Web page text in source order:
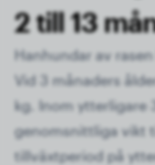
2 till 13
Hanhundar av
Vid 3 månaders
kg. Inom ytterligare
genomsnittliga vikt
tillväxtperiod på